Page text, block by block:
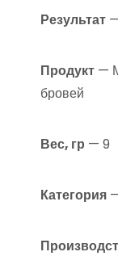
Результат
Продукт —
бровей
Вес, гр — 9
Категория